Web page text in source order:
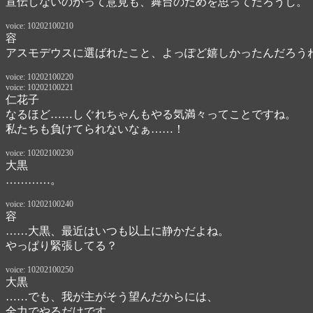
voice: 10202100210
容
アスモデウスに選ばれたこと、よっぽど嬉しかったんだろう
voice: 10202100220
voice: 10202100221
仁花子
なるほど……しぐれちゃんもやる気満々ってことですね。
私たちも負けてられないなぁ……！
voice: 10202100230
大黒
…………。
voice: 10202100240
容
……大黒、最近はいつも以上に静かだよね。
やっぱり緊張してる？
voice: 10202100250
大黒
……でも、我が主がそう望んだからには、